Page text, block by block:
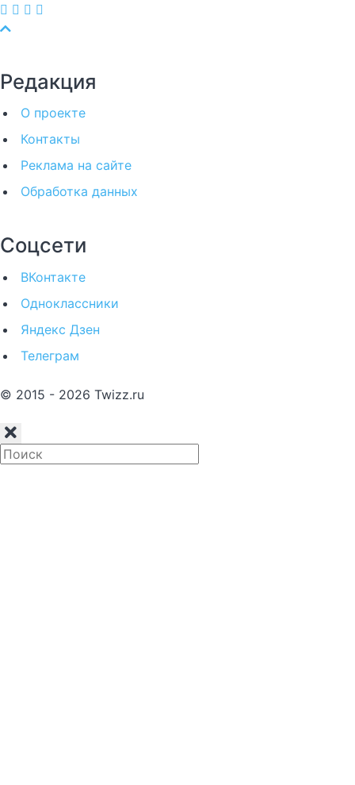
Редакция
О проекте
Контакты
Реклама на сайте
Обработка данных
Соцсети
ВКонтакте
Одноклассники
Яндекс Дзен
Телеграм
© 2015 - 2026 Twizz.ru